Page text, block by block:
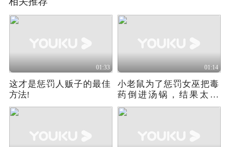
01:33
这才是惩罚人贩子的最佳
方法!
01:14
小老鼠为了惩罚女巫把毒
药倒进汤锅，结果太惨
了！